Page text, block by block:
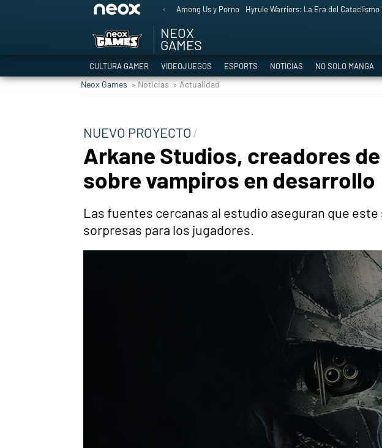
Among Us y Porno Hyrule Warriors: La Era del Cataclismo
NEOX
GAMES
CULTURA GAMER VIDEOJUEGOS ESPORTS NOTICIAS NO SOLO MANGA
Neox Games » Noticias » Actualidad
NUEVO PROYECTO
Arkane Studios, creadores
sobre vampiros en desarrollo
Las fuentes cercanas al estudio aseguran que
sorpresas para los jugadores.